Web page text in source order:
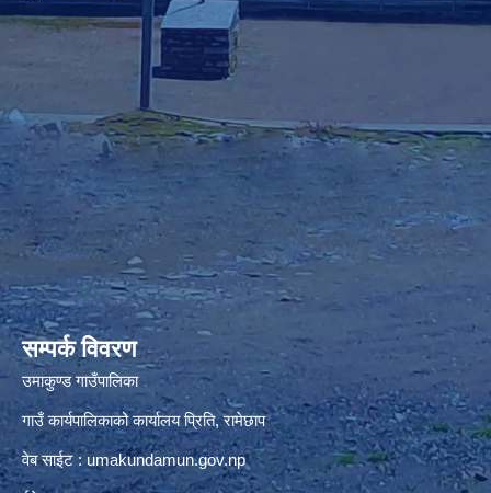
premium bootstrap themes
सम्पर्क विवरण
उमाकुण्ड गाउँपालिका
गाउँ कार्यपालिकाको कार्यालय प्रिति, रामेछाप
वेब साईट : umakundamun.gov.np